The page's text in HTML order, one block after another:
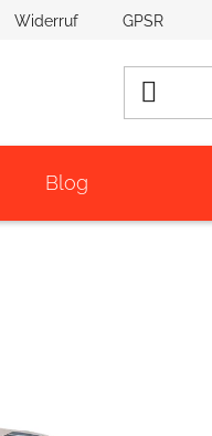
Widerruf GPSR
Blog